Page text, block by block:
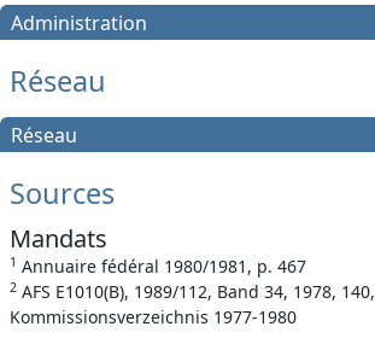
Administration
Réseau
Réseau
Sources
Mandats
1 Annuaire fédéral 1980/1981, p. 467
2 AFS E1010(B), 1989/112, Band 34, 1978, 140,
Kommissionsverzeichnis 1977-1980